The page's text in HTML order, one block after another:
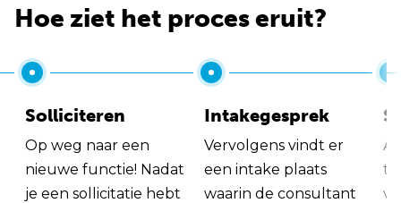
Hoe ziet het proces eruit?
Solliciteren
Op weg naar een
nieuwe functie! Nadat
je een sollicitatie hebt
Intakegesprek
Vervolgens vindt er
een intake plaats
waarin de consultant